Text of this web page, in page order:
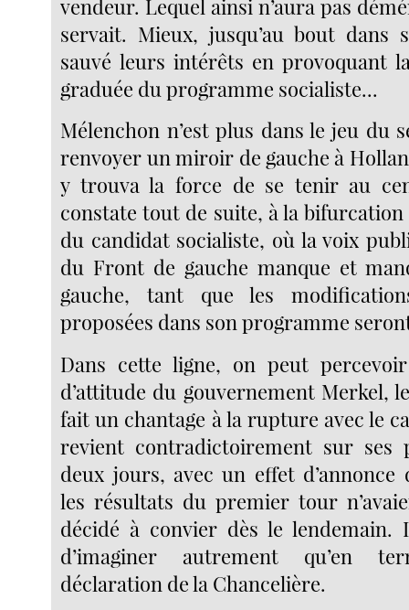
vendeur. Lequel ainsi n’aura pas
servait. Mieux, jusqu’au bout dans
sauvé leurs intérêts en provoquant
graduée du programme socialiste...
Mélenchon n’est plus dans le jeu du
renvoyer un miroir de gauche à
y trouva la force de se tenir au
constate tout de suite, à la
du candidat socialiste, où la voix
du Front de gauche manque et
gauche, tant que les
proposées dans son programme
Dans cette ligne, on peut
d’attitude du gouvernement Merkel,
fait un chantage à la rupture avec le
revient contradictoirement sur ses
deux jours, avec un effet d’annonce
les résultats du premier tour
décidé à convier dès le lendemain.
d’imaginer autrement qu’en
déclaration de la Chancelière.